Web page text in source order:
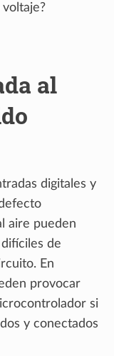
al
digitales y
aire pueden
de
En
provocar
si
y conectados